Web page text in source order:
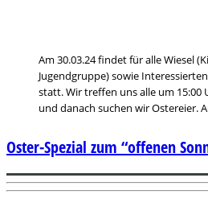
Am 30.03.24 findet für alle Wiesel
Jugendgruppe) sowie
statt. Wir treffen uns alle um 15:00
und danach suchen wir Ostereier.
Oster-Spezial zum “offenen